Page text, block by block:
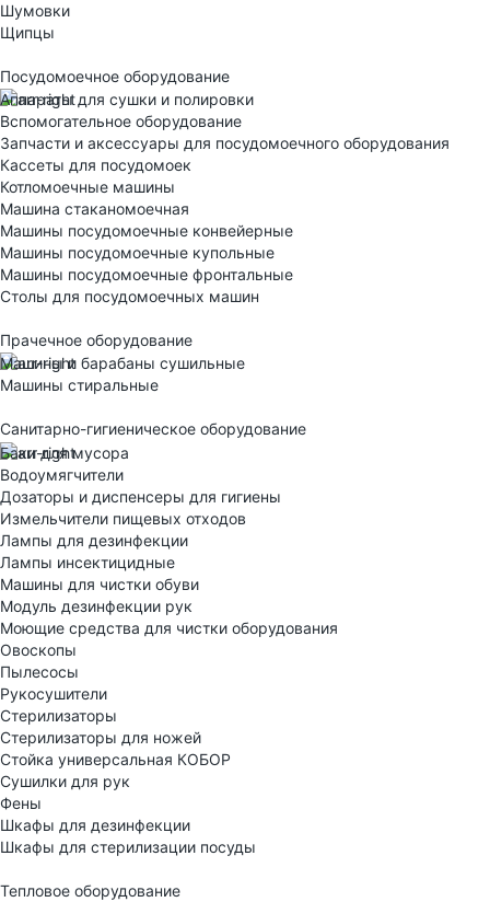
Шумовки
Щипцы
Посудомоечное оборудование
Аппараты для сушки и полировки
Вспомогательное оборудование
Запчасти и аксессуары для посудомоечного оборудования
Кассеты для посудомоек
Котломоечные машины
Машина стаканомоечная
Машины посудомоечные конвейерные
Машины посудомоечные купольные
Машины посудомоечные фронтальные
Столы для посудомоечных машин
Прачечное оборудование
Машины и барабаны сушильные
Машины стиральные
Санитарно-гигиеническое оборудование
Баки для мусора
Водоумягчители
Дозаторы и диспенсеры для гигиены
Измельчители пищевых отходов
Лампы для дезинфекции
Лампы инсектицидные
Машины для чистки обуви
Модуль дезинфекции рук
Моющие средства для чистки оборудования
Овоскопы
Пылесосы
Рукосушители
Стерилизаторы
Стерилизаторы для ножей
Стойка универсальная КОБОР
Сушилки для рук
Фены
Шкафы для дезинфекции
Шкафы для стерилизации посуды
Тепловое оборудование